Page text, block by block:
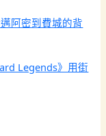
阿密到費城的背
Legends》用街